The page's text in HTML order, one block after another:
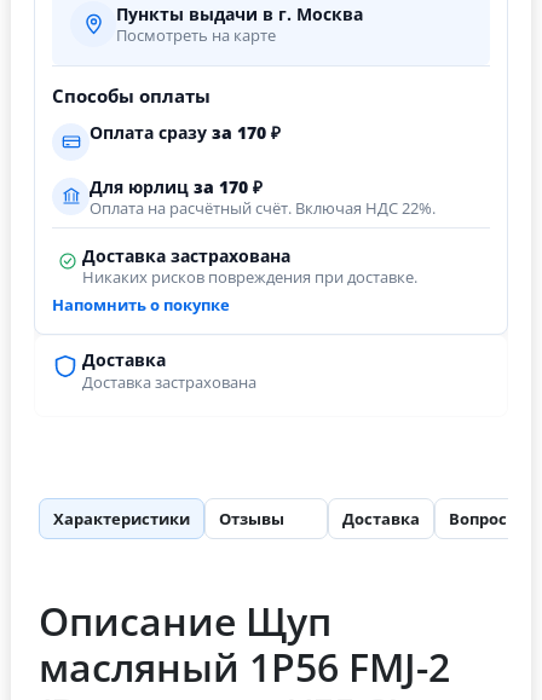
Доставка
Доставка застрахована
Пункты выдачи в г. Москва
Посмотреть на карте
Способы оплаты
Оплата сразу за 170 ₽
Для юрлиц за 170 ₽
Оплата на расчётный счёт. Включая НДС 22%.
Доставка застрахована
Никаких рисков повреждения при доставке.
Напомнить о покупке
Характеристики Отзывы Доставка Вопросы
Описание Щуп
масляный 1P56 FMJ-2